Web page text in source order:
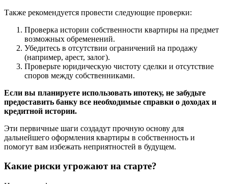
Также рекомендуется провести следующие проверки:
Проверка истории собственности квартиры на предмет
возможных обременений.
Убедитесь в отсутствии ограничений на продажу
(например, арест, залог).
Проверьте юридическую чистоту сделки и отсутствие
споров между собственниками.
Если вы планируете использовать ипотеку, не забудьте
предоставить банку все необходимые справки о доходах и
кредитной истории.
Эти первичные шаги создадут прочную основу для
дальнейшего оформления квартиры в собственность и
помогут вам избежать неприятностей в будущем.
Какие риски угрожают на старте?